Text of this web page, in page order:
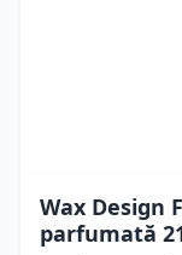
Wax Design
parfumată